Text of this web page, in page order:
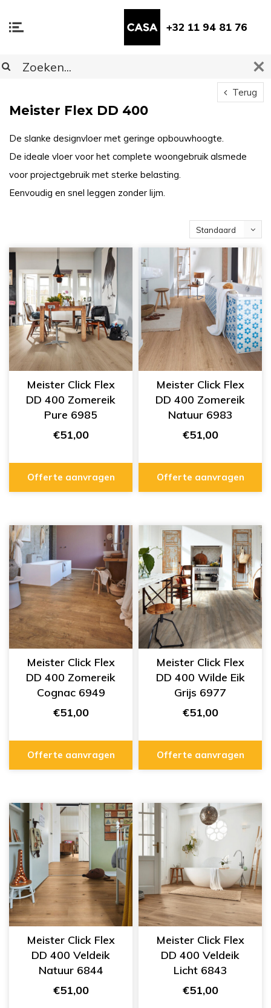
+32 11 94 81 76
Terug
Meister Flex DD 400
De slanke designvloer met geringe opbouwhoogte.
De ideale vloer voor het complete woongebruik alsmede
voor projectgebruik met sterke belasting.
Eenvoudig en snel leggen zonder lijm.
Standaard
Meister Click Flex
DD 400 Zomereik
Pure 6985
€51,00
Offerte aanvragen
Meister Click Flex
DD 400 Zomereik
Natuur 6983
€51,00
Offerte aanvragen
Meister Click Flex
DD 400 Zomereik
Cognac 6949
€51,00
Offerte aanvragen
Meister Click Flex
DD 400 Wilde Eik
Grijs 6977
€51,00
Offerte aanvragen
Meister Click Flex
DD 400 Veldeik
Natuur 6844
€51,00
Meister Click Flex
DD 400 Veldeik
Licht 6843
€51,00